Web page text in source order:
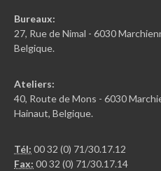
Bureaux:
27, Rue de Nimal - 6030
Belgique.
Ateliers:
40, Route de Mons - 6030
Hainaut, Belgique.
Tél: 00 32 (0) 71/30.17.12
Fax: 00 32 (0) 71/30.17.14